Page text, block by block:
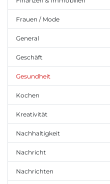
Frauen / Mode
General
Geschäft
Gesundheit
Kochen
Kreativität
Nachhaltigkeit
Nachricht
Nachrichten